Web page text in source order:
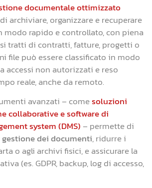
documentale ottimizzato
archiviare, organizzare e recuperare
rapido e controllato, con piena
tratti di contratti, fatture, progetti o
file può essere classificato in modo
accessi non autorizzati e reso
reale, anche da remoto.
avanzati – comesoluzioni
collaborative e software di
system (DMS) – permette di
dei documenti, ridurre i
o agli archivi fisici, e assicurare la
(es. GDPR, backup, log di accesso,